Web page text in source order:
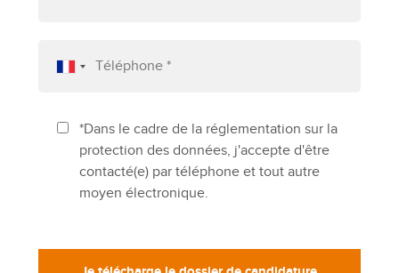
*Dans le cadre de la réglementation sur la
protection des données, j'accepte d'être
contacté(e) par téléphone et tout autre
moyen électronique.